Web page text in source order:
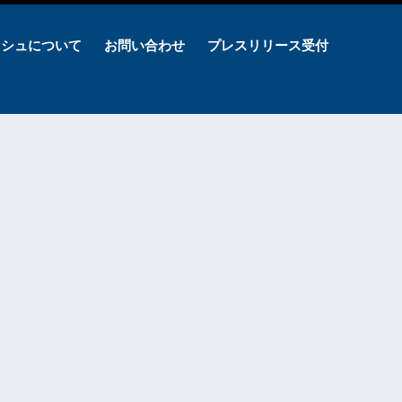
ュについて お問い合わせ プレスリリース受付